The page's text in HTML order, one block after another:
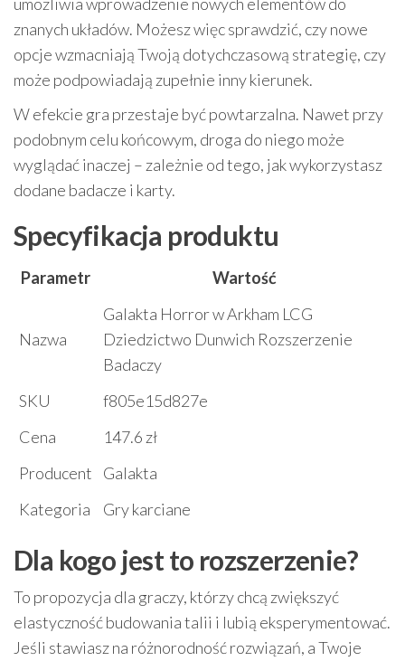
znanych układów. Możesz więc sprawdzić, czy nowe
opcje wzmacniają Twoją dotychczasową strategię, czy
może podpowiadają zupełnie inny kierunek.
W efekcie gra przestaje być powtarzalna. Nawet przy
podobnym celu końcowym, droga do niego może
wyglądać inaczej – zależnie od tego, jak wykorzystasz
dodane badacze i karty.
Specyfikacja produktu
Parametr Wartość
Nazwa
Galakta Horror w Arkham LCG
Dziedzictwo Dunwich Rozszerzenie
Badaczy
SKU
f805e15d827e
Cena
147.6 zł
Producent
Galakta
Kategoria
Gry karciane
Dla kogo jest to rozszerzenie?
To propozycja dla graczy, którzy chcą zwiększyć
elastyczność budowania talii i lubią eksperymentować.
Jeśli stawiasz na różnorodność rozwiązań, a Twoje